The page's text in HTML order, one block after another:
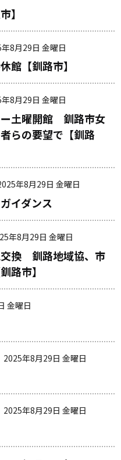
】
8月29日 金曜日
館【釧路市】
8月29日 金曜日
土曜開館 釧路市女
らの要望で【釧路
年8月29日 金曜日
イダンス
年8月29日 金曜日
換 釧路地域協、市
路市】
金曜日
2025年8月29日 金曜日
2025年8月29日 金曜日